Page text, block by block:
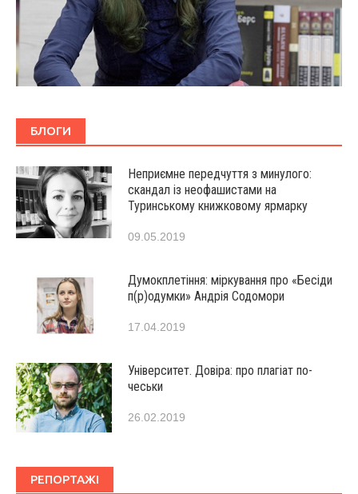
БЛОГИ
Неприємне передчуття з минулого:
скандал із неофашистами на
Туринському книжковому ярмарку
09.05.2019
Думокплетіння: міркування про «Бесіди
п(р)одумки» Андрія Содомори
17.04.2019
Університет. Довіра: про плагіат по-
чеськи
26.02.2019
РЕПОРТАЖІ